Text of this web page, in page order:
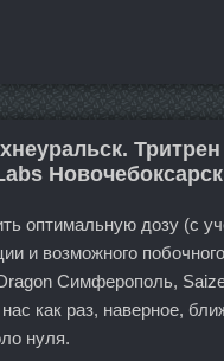
Тритрен
Новочебоксарск
оптимальную дозу (с
и возможного
Симферополь,
как раз, наверное,
нуля.